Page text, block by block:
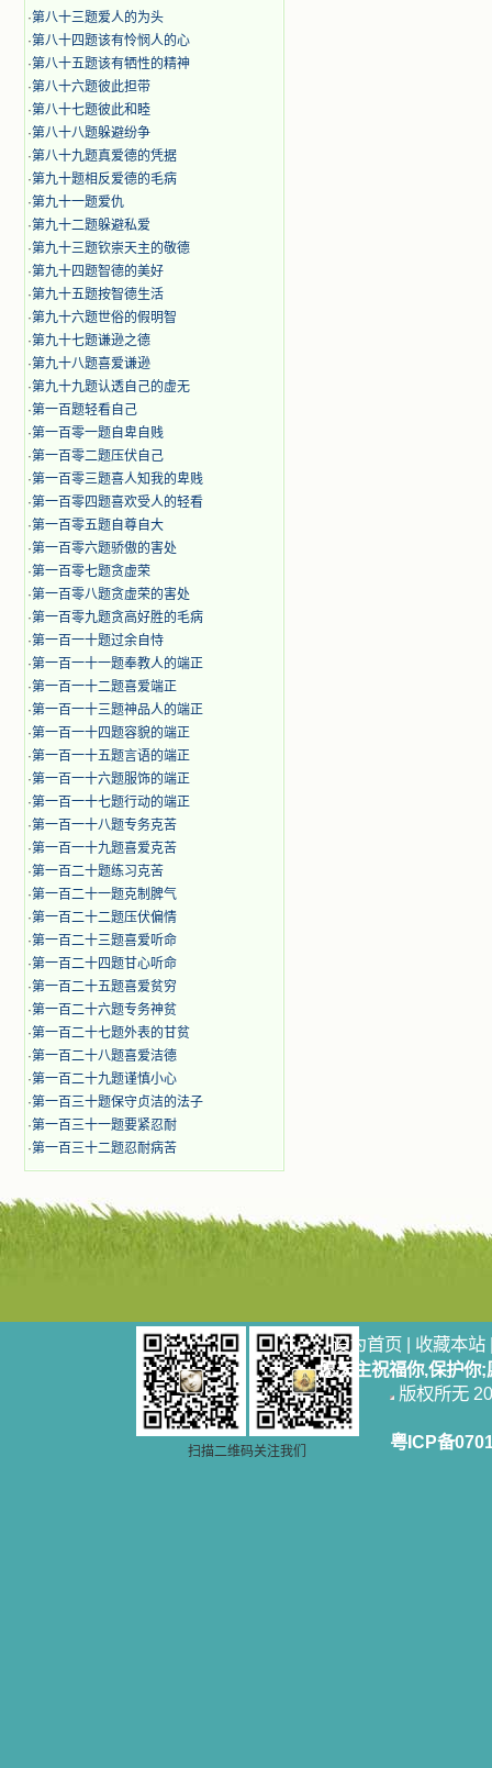
·第八十三题爱人的为头
·第八十四题该有怜悯人的心
·第八十五题该有牺性的精神
·第八十六题彼此担带
·第八十七题彼此和睦
·第八十八题躲避纷争
·第八十九题真爱德的凭据
·第九十题相反爱德的毛病
·第九十一题爱仇
·第九十二题躲避私爱
·第九十三题钦崇天主的敬德
·第九十四题智德的美好
·第九十五题按智德生活
·第九十六题世俗的假明智
·第九十七题谦逊之德
·第九十八题喜爱谦逊
·第九十九题认透自己的虚无
·第一百题轻看自己
·第一百零一题自卑自贱
·第一百零二题压伏自己
·第一百零三题喜人知我的卑贱
·第一百零四题喜欢受人的轻看
·第一百零五题自尊自大
·第一百零六题骄傲的害处
·第一百零七题贪虚荣
·第一百零八题贪虚荣的害处
·第一百零九题贪高好胜的毛病
·第一百一十题过余自恃
·第一百一十一题奉教人的端正
·第一百一十二题喜爱端正
·第一百一十三题神品人的端正
·第一百一十四题容貌的端正
·第一百一十五题言语的端正
·第一百一十六题服饰的端正
·第一百一十七题行动的端正
·第一百一十八题专务克苦
·第一百一十九题喜爱克苦
·第一百二十题练习克苦
·第一百二十一题克制脾气
·第一百二十二题压伏偏情
·第一百二十三题喜爱听命
·第一百二十四题甘心听命
·第一百二十五题喜爱贫穷
·第一百二十六题专务神贫
·第一百二十七题外表的甘贫
·第一百二十八题喜爱洁德
·第一百二十九题谨慎小心
·第一百三十题保守贞洁的法子
·第一百三十一题要紧忍耐
·第一百三十二题忍耐病苦
扫描二维码关注我们
设为首页 | 收藏本站
愿天主祝福你,保护你
版权所无
粤ICP备